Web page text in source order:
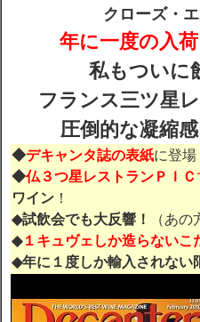
営業日
配送
お
メル
ワイ
生まれ年のワイン
クローズ・
年に一度の入荷
私もついに
フランス三ツ星
圧倒的な凝縮
◆デキャンタ誌の表紙に登場
◆仏３つ星レストランＰＩＣ
ワイン ！
◆試飲会でも大反響！
（あの
◆１キュヴェしか造らないこ
◆年に１度しか輸入されない